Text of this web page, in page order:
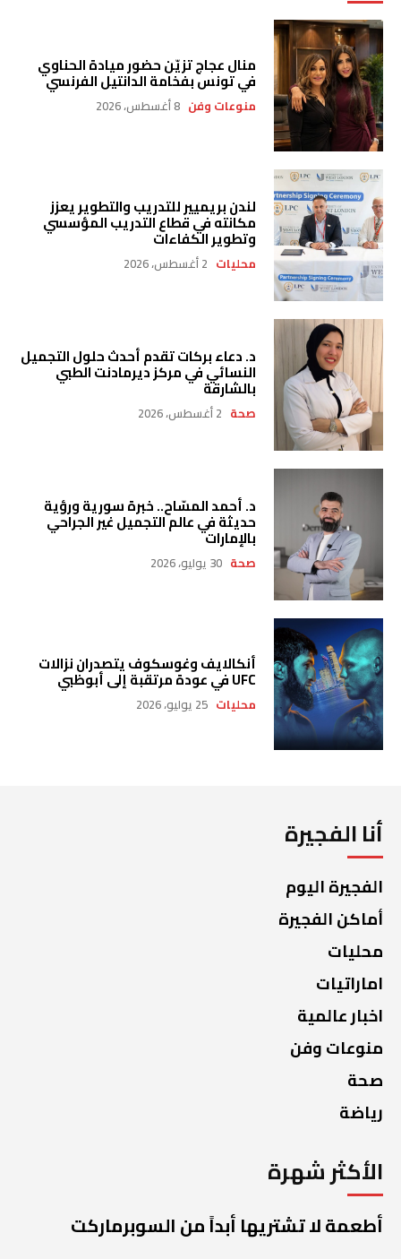
منال عجاج تزيّن حضور ميادة الحناوي
في تونس بفخامة الدانتيل الفرنسي
منوعات وفن 8 أغسطس، 2026
لندن بريميير للتدريب والتطوير يعزز
مكانته في قطاع التدريب المؤسسي
وتطوير الكفاءات
محليات 2 أغسطس، 2026
د. دعاء بركات تقدم أحدث حلول التجميل
النسائي في مركز ديرمادنت الطبي
بالشارقة
صحة 2 أغسطس، 2026
د. أحمد المسّاح.. خبرة سورية ورؤية
حديثة في عالم التجميل غير الجراحي
بالإمارات
صحة 30 يوليو، 2026
أنكالايف وغوسكوف يتصدران نزالات
UFC في عودة مرتقبة إلى أبوظبي
محليات 25 يوليو، 2026
أنا الفجيرة
الفجيرة اليوم
أماكن الفجيرة
محليات
اماراتيات
اخبار عالمية
منوعات وفن
صحة
رياضة
الأكثر شهرة
أطعمة لا تشتريها أبداً من السوبرماركت